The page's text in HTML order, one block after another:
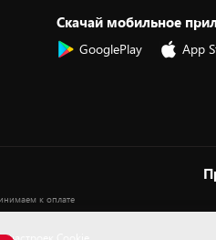
Скачай мобильное
GooglePlay App